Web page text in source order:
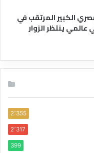
الكبير المرتقب في
ينتظر الزوار
2٬355
2٬317
399